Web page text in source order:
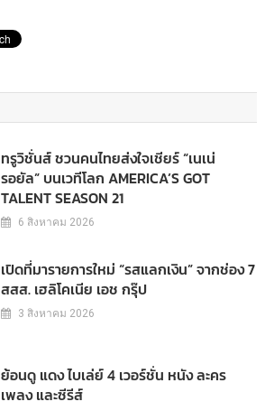
ทรูวิชั่นส์ ชวนคนไทยส่งใจเชียร์ “เนเน่
รอยัล” บนเวทีโลก AMERICA’S GOT
TALENT SEASON 21
6 สิงหาคม 2026
เปิดที่มารายการใหม่ “รสแลกเงิน” จากช่อง 7
สสส. เฮลิโคเนีย เอช กรุ๊ป
3 สิงหาคม 2026
ย้อนดู แดง ไบเล่ย์ 4 เวอร์ชั่น หนัง ละคร
เพลง และซีรีส์